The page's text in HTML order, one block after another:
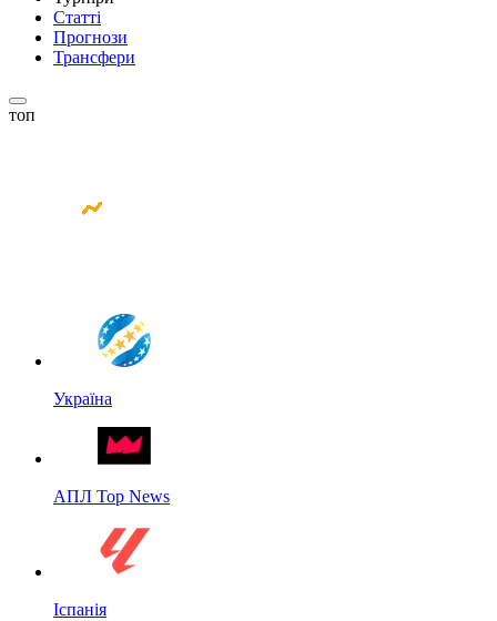
Статті
Прогнози
Трансфери
топ
Україна
АПЛ Top News
Іспанія